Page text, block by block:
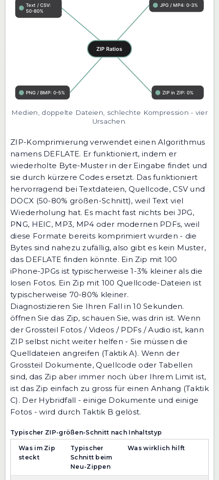
Medien, doppelte Dateien, schlechte Kompression - vier
Ursachen.
ZIP-Komprimierung verwendet einen Algorithmus
namens DEFLATE. Er funktioniert, indem er
wiederholte Byte-Muster in der Eingabe findet und
sie durch kürzere Codes ersetzt. Das funktioniert
hervorragend bei Textdateien, Quellcode, CSV und
DOCX (50-80% größen-Schnitt), weil Text viel
Wiederholung hat. Es macht fast nichts bei JPG,
PNG, HEIC, MP3, MP4 oder modernen PDFs, weil
diese Formate bereits komprimiert wurden - die
Bytes sind nahezu zufällig, also gibt es kein Muster,
das DEFLATE finden könnte. Ein Zip mit 100
iPhone-JPGs ist typischerweise 1-3% kleiner als die
losen Fotos. Ein Zip mit 100 Quellcode-Dateien ist
typischerweise 70-80% kleiner.
Diagnostizieren Sie Ihren Fall in 10 Sekunden.
öffnen Sie das Zip, schauen Sie, was drin ist. Wenn
der Grossteil Fotos / Videos / PDFs / Audio ist, kann
ZIP selbst nicht weiter helfen - Sie müssen die
Quelldateien angreifen (Taktik A). Wenn der
Grossteil Dokumente, Quellcode oder Tabellen
sind, das Zip aber immer noch über Ihrem Limit ist,
ist das Zip einfach zu gross für einen Anhang (Taktik
C). Der Hybridfall - einige Dokumente und einige
Fotos - wird durch Taktik B gelöst.
Typischer ZIP-größen-Schnitt nach Inhaltstyp
Was im Zip
steckt
Typischer
Schnitt beim
Neu-Zippen
Was wirklich hilft